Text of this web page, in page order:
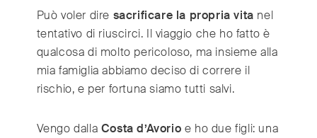
Può voler dire sacrificare la propria vita nel
tentativo di riuscirci. Il viaggio che ho fatto è
qualcosa di molto pericoloso, ma insieme alla
mia famiglia abbiamo deciso di correre il
rischio, e per fortuna siamo tutti salvi.
Vengo dalla Costa d’Avorio e ho due figli: una
Ireland (English)
Italy (Italiano)
Japan
Luxembourg (Français)
Myanmar (English/ မြန်မာစာ)